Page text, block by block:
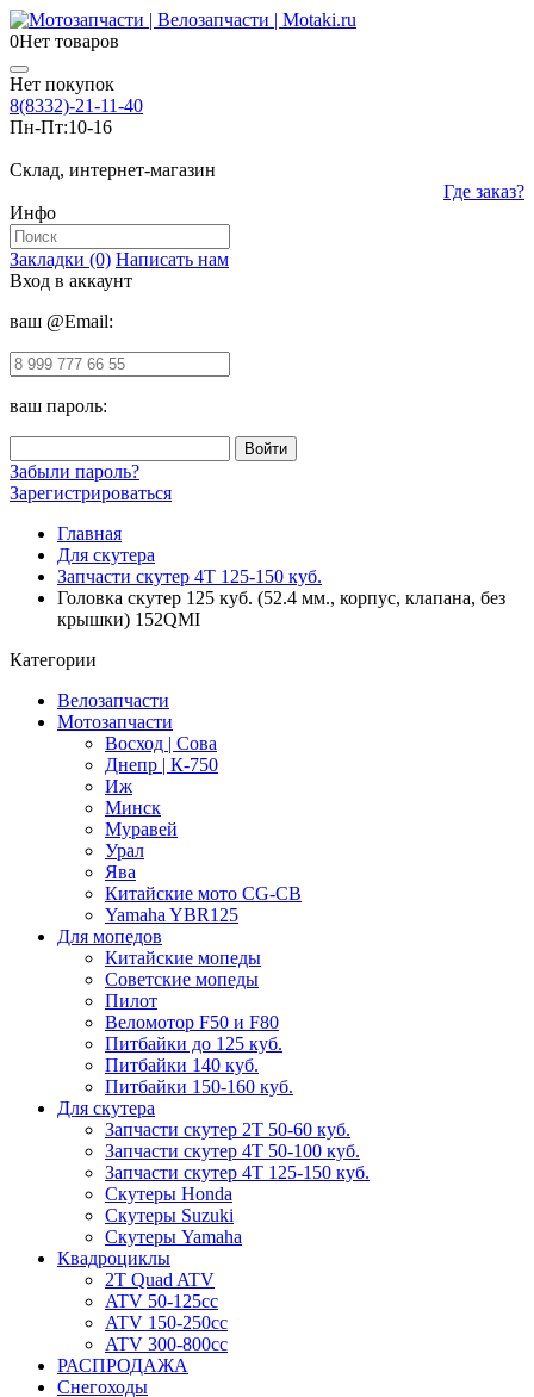
0Нет товаров
Нет покупок
8(8332)-21-11-40
Пн-Пт:10-16
Склад, интернет-магазин
Где заказ?
Инфо
Закладки (0) Написать нам
Вход в аккаунт
ваш @Email:
ваш пароль:
Забыли пароль?
Зарегистрироваться
Главная
Для скутера
Запчасти скутер 4Т 125-150 куб.
Головка скутер 125 куб. (52.4 мм., корпус, клапана, без
крышки) 152QMI
Категории
Велозапчасти
Мотозапчасти
Восход | Сова
Днепр | К-750
Иж
Минск
Муравей
Урал
Ява
Китайские мото CG-CB
Yamaha YBR125
Для мопедов
Китайские мопеды
Советские мопеды
Пилот
Веломотор F50 и F80
Питбайки до 125 куб.
Питбайки 140 куб.
Питбайки 150-160 куб.
Для скутера
Запчасти скутер 2Т 50-60 куб.
Запчасти скутер 4Т 50-100 куб.
Запчасти скутер 4Т 125-150 куб.
Скутеры Honda
Скутеры Suzuki
Скутеры Yamaha
Квадроциклы
2T Quad ATV
ATV 50-125cc
ATV 150-250cc
ATV 300-800cc
РАСПРОДАЖА
Снегоходы